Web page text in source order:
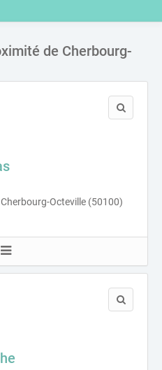
de Cherbourg-
Octeville (50100)